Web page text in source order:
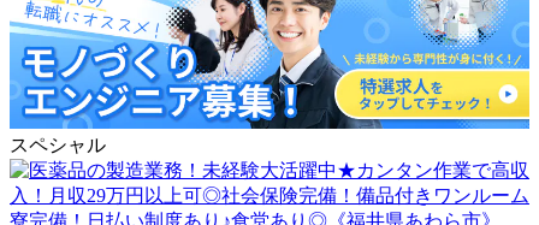
スペシャル